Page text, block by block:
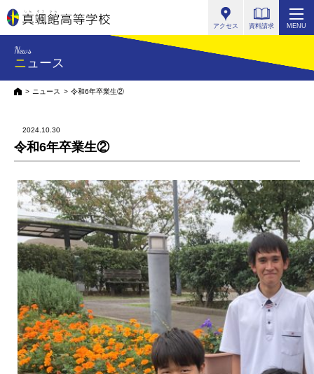
アクセス 資料請求 MENU
News
ニュース
HOMEニュース 令和6年卒業生②
2024.10.30
令和6年卒業生②